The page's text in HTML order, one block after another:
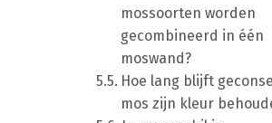
mossoorten worden
gecombineerd in één
moswand?
Hoe lang blijft
mos zijn kleur